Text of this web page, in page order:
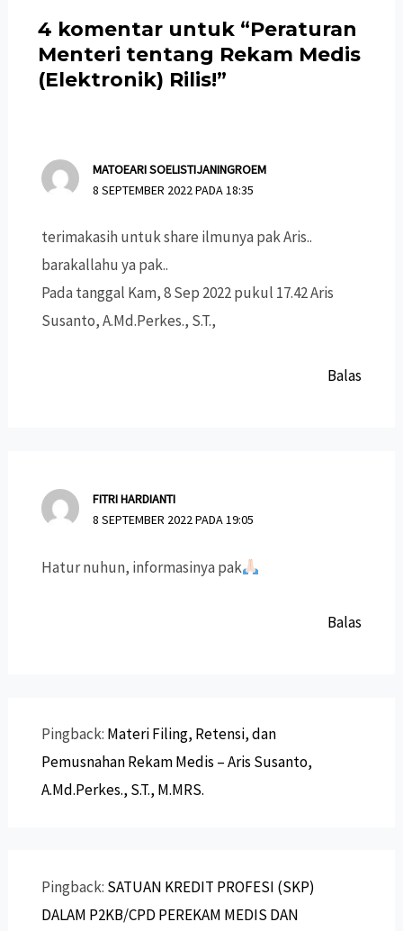
4 komentar untuk “Peraturan
Menteri tentang Rekam Medis
(Elektronik) Rilis!”
MATOEARI SOELISTIJANINGROEM
8 SEPTEMBER 2022 PADA 18:35
terimakasih untuk share ilmunya pak Aris..
barakallahu ya pak..
Pada tanggal Kam, 8 Sep 2022 pukul 17.42 Aris
Susanto, A.Md.Perkes., S.T.,
Balas
FITRI HARDIANTI
8 SEPTEMBER 2022 PADA 19:05
Hatur nuhun, informasinya pak
Balas
Pingback: Materi Filing, Retensi, dan
Pemusnahan Rekam Medis – Aris Susanto,
A.Md.Perkes., S.T., M.MRS.
Pingback: SATUAN KREDIT PROFESI (SKP)
DALAM P2KB/CPD PEREKAM MEDIS DAN